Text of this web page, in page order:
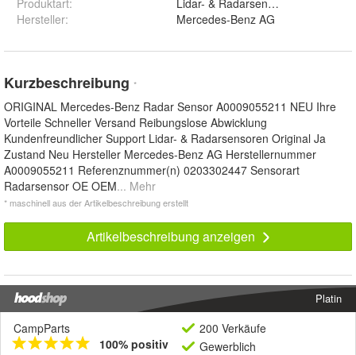
Hersteller: Mercedes-Benz AG
Kurzbeschreibung *
ORIGINAL Mercedes-Benz Radar Sensor A0009055211 NEU Ihre
Vorteile Schneller Versand Reibungslose Abwicklung
Kundenfreundlicher Support Lidar- & Radarsensoren Original Ja
Zustand Neu Hersteller Mercedes-Benz AG Herstellernummer
A0009055211 Referenznummer(n) 0203302447 Sensorart
Radarsensor OE OEM... Mehr
* maschinell aus der Artikelbeschreibung erstellt
Artikelbeschreibung anzeigen
Platin
CampParts
100% positiv
200 Verkäufe
Gewerblich